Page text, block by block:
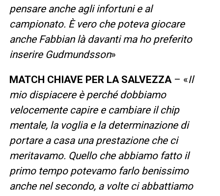
pensare anche agli infortuni e al
campionato. È vero che poteva giocare
anche Fabbian là davanti ma ho preferito
inserire Gudmundsson»
MATCH CHIAVE PER LA SALVEZZA– «Il
mio dispiacere è perché dobbiamo
velocemente capire e cambiare il chip
mentale, la voglia e la determinazione di
portare a casa una prestazione che ci
meritavamo. Quello che abbiamo fatto il
primo tempo potevamo farlo benissimo
anche nel secondo, a volte ci abbattiamo